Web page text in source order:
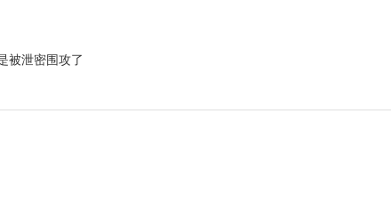
被泄密围攻了